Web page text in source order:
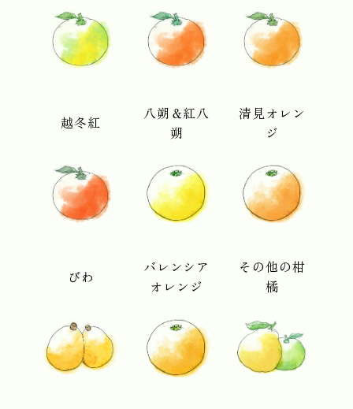
越冬紅
八朔＆紅八
朔
清見オレン
ジ
びわ
バレンシア
オレンジ
その他の柑
橘